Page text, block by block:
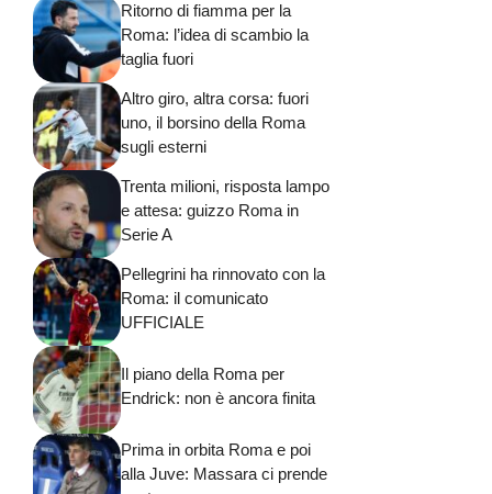
Ritorno di fiamma per la
Roma: l’idea di scambio la
taglia fuori
Altro giro, altra corsa: fuori
uno, il borsino della Roma
sugli esterni
Trenta milioni, risposta lampo
e attesa: guizzo Roma in
Serie A
Pellegrini ha rinnovato con la
Roma: il comunicato
UFFICIALE
Il piano della Roma per
Endrick: non è ancora finita
Prima in orbita Roma e poi
alla Juve: Massara ci prende